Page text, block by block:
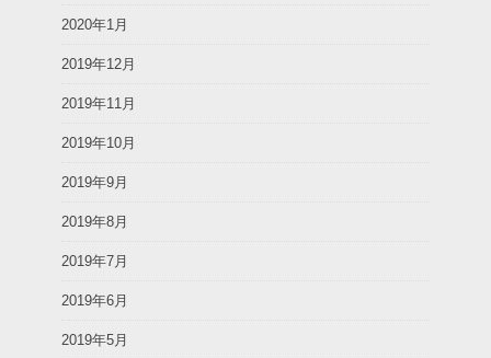
2020年1月
2019年12月
2019年11月
2019年10月
2019年9月
2019年8月
2019年7月
2019年6月
2019年5月